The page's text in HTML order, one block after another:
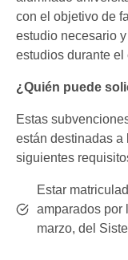
con el objetivo de
estudio necesario
estudios durante el
¿Quién puede
Estas
están destinadas a
siguientes
Estar
amparados por
marzo, del